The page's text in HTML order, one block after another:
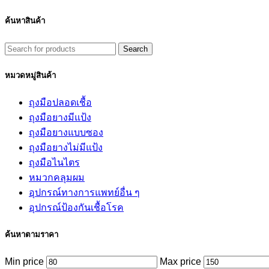
ค้นหาสินค้า
Search
หมวดหมู่สินค้า
ถุงมือปลอดเชื้อ
ถุงมือยางมีแป้ง
ถุงมือยางแบบซอง
ถุงมือยางไม่มีแป้ง
ถุงมือไนไตร
หมวกคลุมผม
อุปกรณ์ทางการแพทย์อื่น ๆ
อุปกรณ์ป้องกันเชื้อโรค
ค้นหาตามราคา
Min price Max price